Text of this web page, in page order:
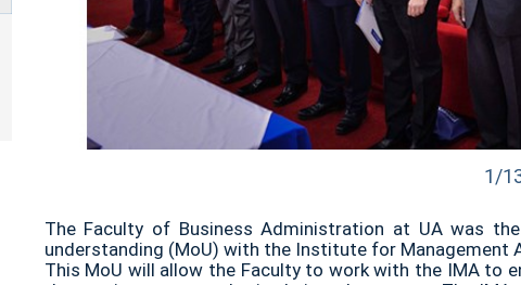
1/
The Faculty of Business Administration at UA was
understanding (MoU) with the Institute for Management
This MoU will allow the Faculty to work with the IMA to